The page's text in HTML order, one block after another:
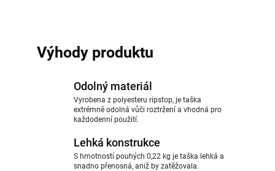
Výhody produktu
Odolný materiál
Vyrobena z polyesteru ripstop, je taška
extrémně odolná vůči roztržení a vhodná pro
každodenní použití.
Lehká konstrukce
S hmotností pouhých 0,22 kg je taška lehká a
snadno přenosná, aniž by zatěžovala.